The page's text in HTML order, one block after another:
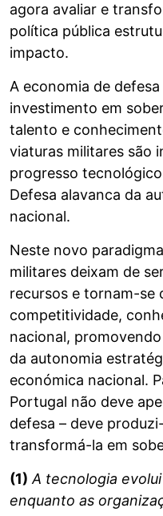
agora avaliar e
política pública
impacto.
A economia de
investimento em
talento e
viaturas militares são
progresso
Defesa alavanca da
nacional.
Neste novo
militares deixam de
recursos e tornam-se
competitividade,
nacional,
da autonomia
económica nacional.
Portugal não deve
defesa – deve
transformá-la em
(1) A tecnologia
enquanto as